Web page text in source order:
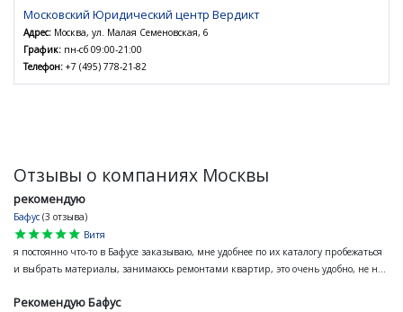
Московский Юридический центр Вердикт
Адрес: Москва, ул. Малая Семеновская, 6
График: пн-сб 09:00-21:00
Телефон: +7 (495) 778-21-82
Отзывы о компаниях Москвы
рекомендую
Бафус (3 отзыва)
star
star
star
star
star
Витя
я постоянно что-то в Бафусе заказываю, мне удобнее по их каталогу пробежаться
и выбрать материалы, занимаюсь ремонтами квартир, это очень удобно, не н...
Рекомендую Бафус